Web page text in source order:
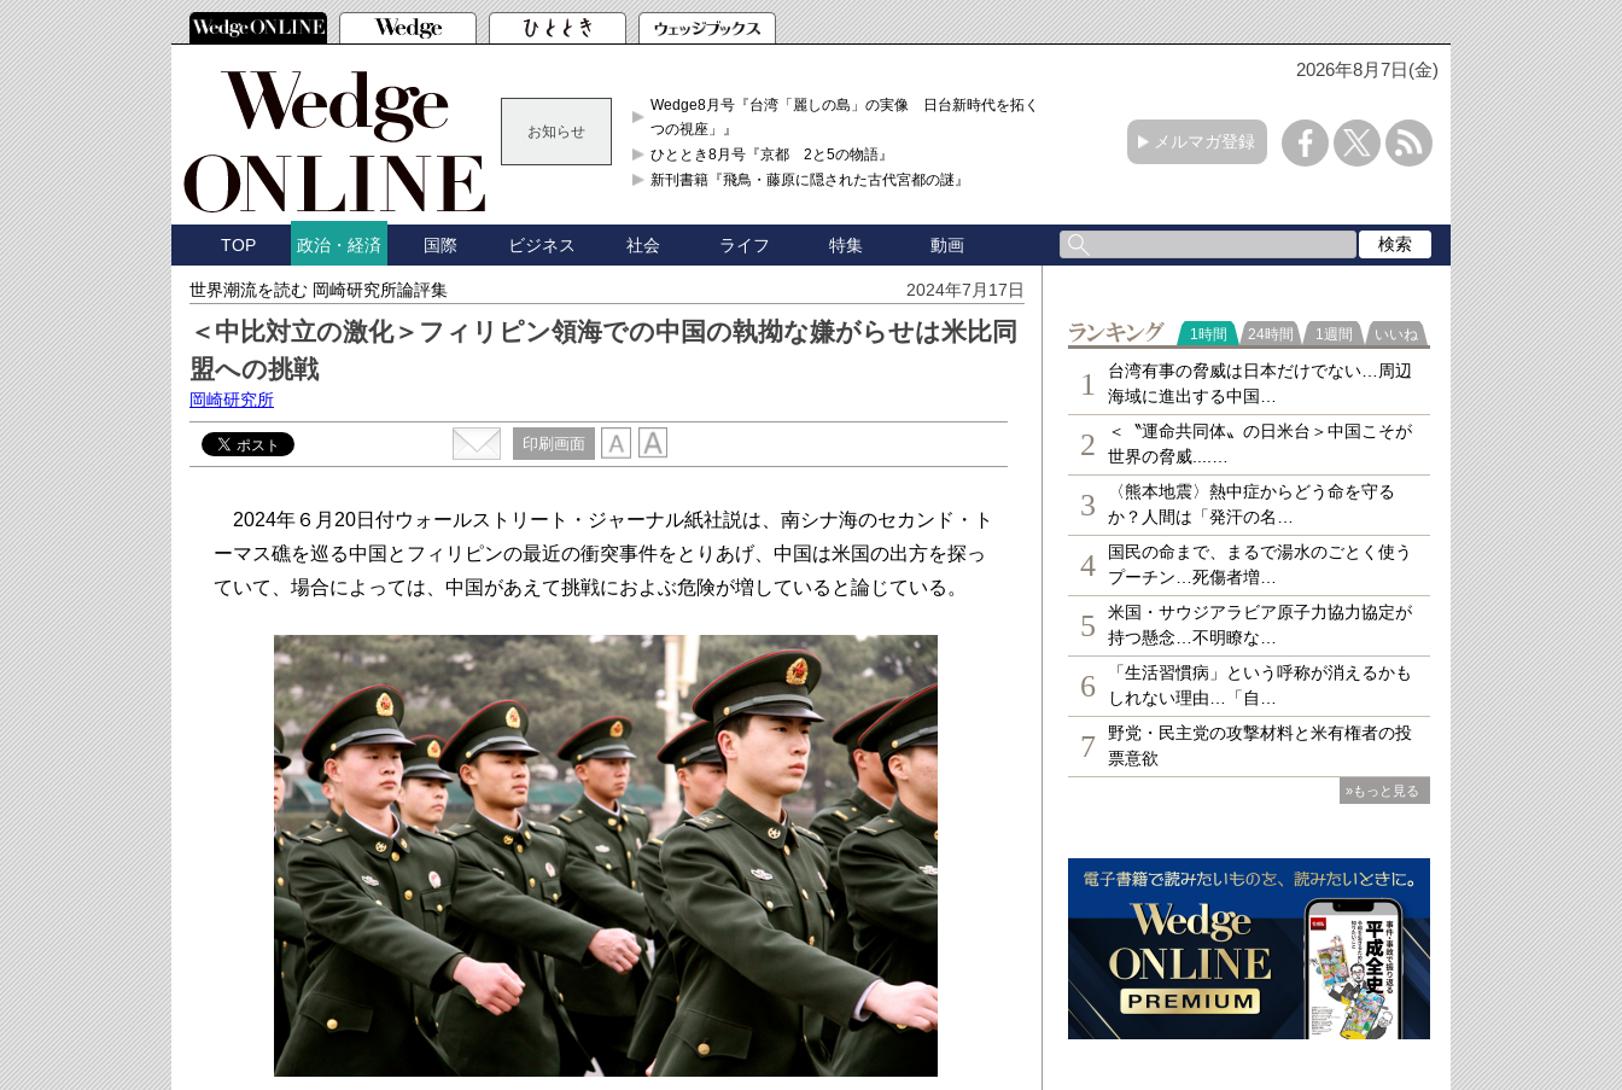
2026年8月7日(金)
お知らせ
Wedge8月号『台湾「麗しの島」の実像 日台新時代を拓く「3
つの視座」』
ひととき8月号『京都 2と5の物語』
新刊書籍『飛鳥・藤原に隠された古代宮都の謎』
メルマガ登録
TOP 政治・経済 国際 ビジネス 社会 ライフ 特集 動画
世界潮流を読む 岡崎研究所論評集 2024年7月17日
＜中比対立の激化＞フィリピン領海での中国の執拗な嫌がらせは米比同
盟への挑戦
岡崎研究所
印刷画面
2024年６月20日付ウォールストリート・ジャーナル紙社説は、南シナ海のセカンド・ト
ーマス礁を巡る中国とフィリピンの最近の衝突事件をとりあげ、中国は米国の出方を探っ
ていて、場合によっては、中国があえて挑戦におよぶ危険が増していると論じている。
ランキング
1時間 24時間 1週間 いいね
1
台湾有事の脅威は日本だけでない…周辺
海域に進出する中国…
2
＜〝運命共同体〟の日米台＞中国こそが
世界の脅威....…
3
〈熊本地震〉熱中症からどう命を守る
か？人間は「発汗の名…
4
国民の命まで、まるで湯水のごとく使う
プーチン…死傷者増…
5
米国・サウジアラビア原子力協力協定が
持つ懸念…不明瞭な…
6
「生活習慣病」という呼称が消えるかも
しれない理由…「自…
7
野党・民主党の攻撃材料と米有権者の投
票意欲
»もっと見る